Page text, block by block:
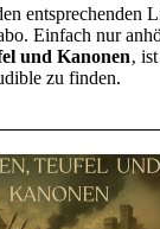
entsprechenden
Einfach nur
und Kanonen‚
zu finden.